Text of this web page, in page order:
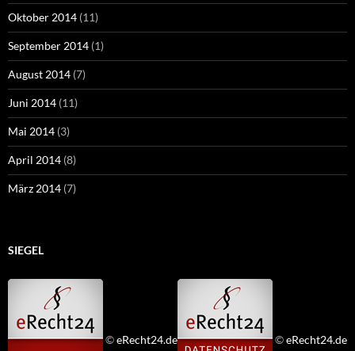
Oktober 2014 (11)
September 2014 (1)
August 2014 (7)
Juni 2014 (11)
Mai 2014 (3)
April 2014 (8)
März 2014 (7)
SIEGEL
©eRecht24.de ©eRecht24.de